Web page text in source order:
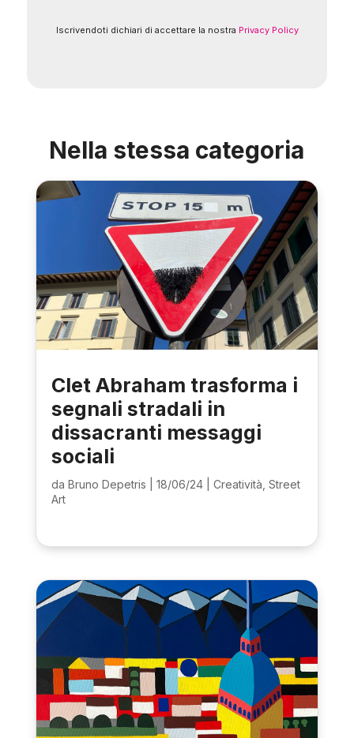
Iscrivendoti dichiari di accettare la nostra Privacy Policy
Nella stessa categoria
Clet Abraham trasforma i
segnali stradali in
dissacranti messaggi
sociali
da Bruno Depetris 18/06/24| Creatività Street
Art